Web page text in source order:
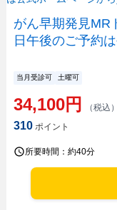
がん早期発見MR
日午後のご予約
当月受診可 土曜可
34,100円 （税込）
310ポイント
所要時間： 約40分